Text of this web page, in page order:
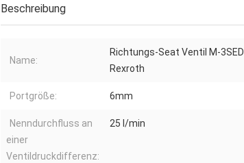
Beschreibung
Name:
Richtungs-Seat Ventil M-3SED
Rexroth
Portgröße: 6mm
Nenndurchfluss an
einer
Ventildruckdifferenz:
25 l/min